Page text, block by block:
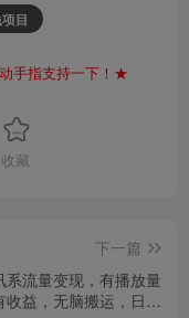
目
手指支持一下！★
收藏
下一篇
系流量变现，有播放量
收益，无脑搬运，日入